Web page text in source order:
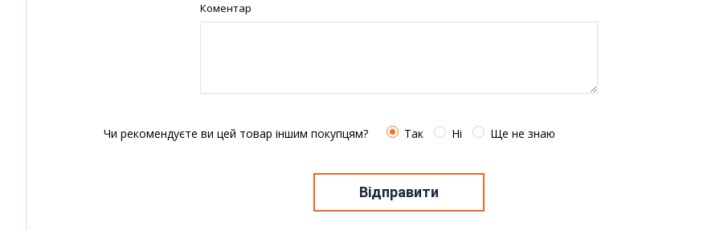
Коментар
Чи рекомендуєте ви цей товар іншим покупцям? Так Ні Ще не знаю
Відправити